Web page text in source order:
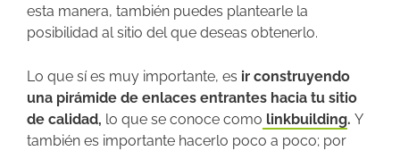
esta manera, también puedes plantearle la
posibilidad al sitio del que deseas obtenerlo.
Lo que sí es muy importante, es ir construyendo
una pirámide de enlaces entrantes hacia tu sitio
de calidad, lo que se conoce como linkbuilding. Y
también es importante hacerlo poco a poco; por